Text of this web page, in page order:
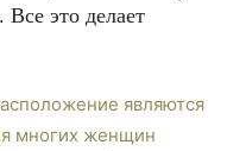
это делает